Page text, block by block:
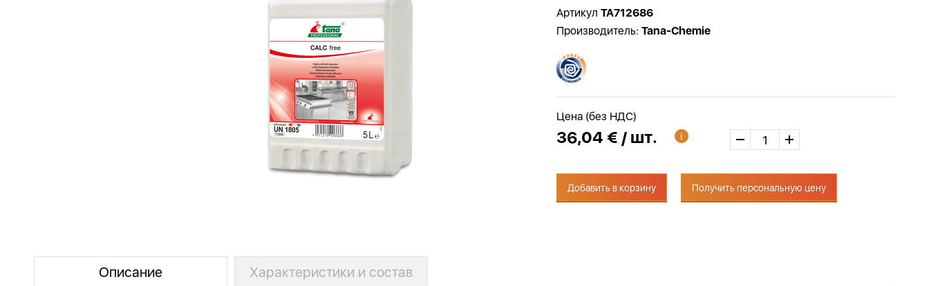
Артикул TA712686
Производитель: Tana-Chemie
Цена (без НДС)
36,04 € / шт.
Добавить в корзину Получить персональную цену
Описание Характеристики и состав